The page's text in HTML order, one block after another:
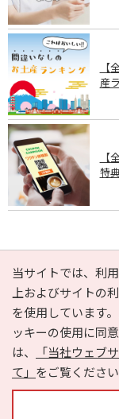
【
産
【
特
当サイトでは、利
上およびサイトの
を使用しています
ッキーの使用に同
は、
「当社ウェブ
て」 をご覧ください
e-NAVITA（イー
利用規約
個
サイトマップ